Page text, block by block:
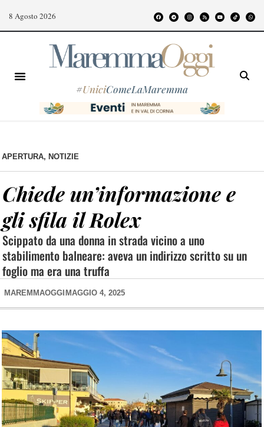
8 Agosto 2026
#UniciComeLaMaremma
APERTURA, NOTIZIE
Chiede un’informazione e
gli sfila il Rolex
Scippato da una donna in strada vicino a uno
stabilimento balneare: aveva un indirizzo scritto su un
foglio ma era una truffa
MAREMMAOGGI MAGGIO 4, 2025